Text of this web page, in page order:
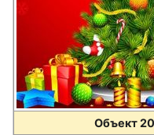
Объект